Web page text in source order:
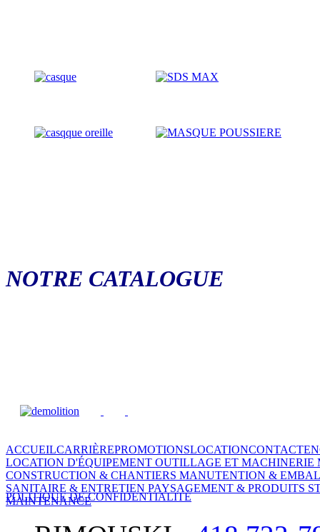
NOTRE CATALOGUE
ACCUEILCARRIÈREPROMOTIONSLOCATIONCONTACT
LOCATION D'ÉQUIPEMENT OUTILLAGE ET MACHINERIE
CONSTRUCTION & CHANTIERS MANUTENTION &
SANITAIRE & ENTRETIEN PAYSAGEMENT & PRODUITS
MAINTENANCE
POLITIQUE DE CONFIDENTIALITÉ